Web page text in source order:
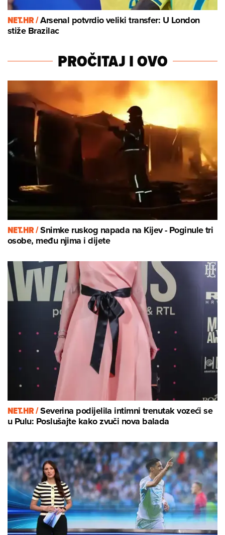
NET.HR /Arsenal potvrdio veliki transfer: U London
stiže Brazilac
PROČITAJ I OVO
NET.HR /Snimke ruskog napada na Kijev - Poginule tri
osobe, među njima i dijete
NET.HR /Severina podijelila intimni trenutak vozeći se
u Pulu: Poslušajte kako zvuči nova balada